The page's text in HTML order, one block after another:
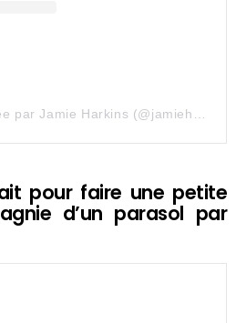
pour faire une petite
d’un parasol par